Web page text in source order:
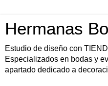
Hermanas
Estudio de diseño con
Especializados en bodas y
apartado dedicado a